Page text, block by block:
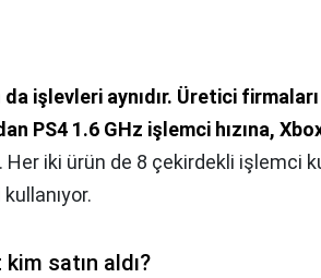
işlevleri aynıdır. Üretici
PS4 1.6 GHz işlemci hızına,
. Her iki ürün de 8 çekirdekli işlemci
satın aldı?